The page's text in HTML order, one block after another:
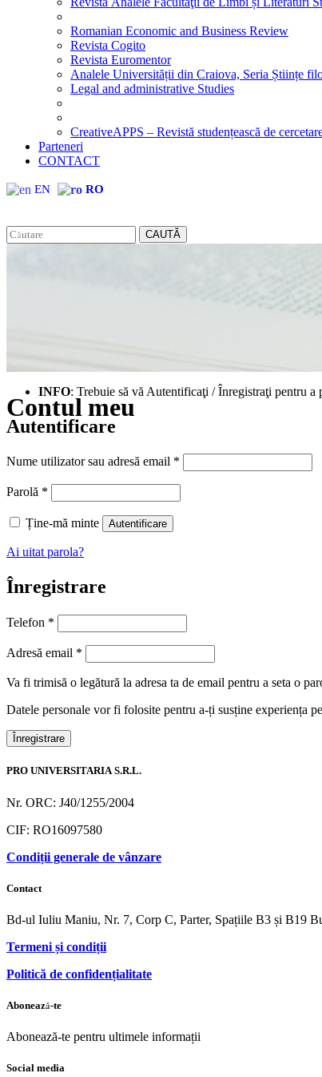
Romanian Economic and Business Review
Revista Cogito
Revista Euromentor
Analele Universității din Craiova, Seria Științe
Legal and administrative Studies
CreativeAPPS – Revistă studențească de
Parteneri
CONTACT
EN RO
CAUTĂ
Contul meu
INFO: Trebuie să vă Autentificaţi / Înregistraţi pentru a
Autentificare
Nume utilizator sau adresă email *
Parolă *
Ține-mă minte Autentificare
Ai uitat parola?
Înregistrare
Telefon *
Adresă email *
Va fi trimisă o legătură la adresa ta de email pentru a seta o
Datele personale vor fi folosite pentru a-ți susține experiența
Înregistrare
PRO UNIVERSITARIA S.R.L.
Nr. ORC: J40/1255/2004
CIF: RO16097580
Condiții generale de vânzare
Contact
Bd-ul Iuliu Maniu, Nr. 7, Corp C, Parter, Spațiile B3 și B19
Termeni și condiții
Politică de confidențialitate
Abonează-te
Abonează-te pentru ultimele informații
Social media